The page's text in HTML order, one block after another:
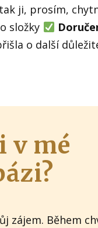
ji, prosím,
složky
o další
v mé
zájem. Během